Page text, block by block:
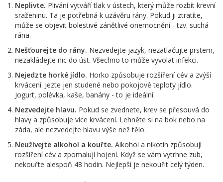
Neplivte. Plivání vytváří tlak v ústech, který může rozbít krevní
sraženinu. Ta je potřebná k uzávěru rány. Pokud ji ztratíte,
může se objevit bolestivé zánětlivé onemocnění - tzv. suchá
rána.
Nešťourejte do rány. Nezvedejte jazyk, nezatlačujte prstem,
nezakládejte nic do úst. Všechno to může vyvolat infekci.
Nejedzte horké jídlo. Horko způsobuje rozšíření cév a zvýší
krvácení. Jezte jen studené nebo pokojové teploty jídlo.
Jogurt, polévka, kaše, banány - to je ideální.
Nezvedejte hlavu. Pokud se zvednete, krev se přesouvá do
hlavy a způsobuje více krvácení. Lehněte si na bok nebo na
záda, ale nezvedejte hlavu výše než tělo.
Neužívejte alkohol a kouřte. Alkohol a nikotin způsobují
rozšíření cév a zpomalují hojení. Když se vám vytrhne zub,
nekouřte alespoň 48 hodin. Nejlepší je nekouřit celý týden.